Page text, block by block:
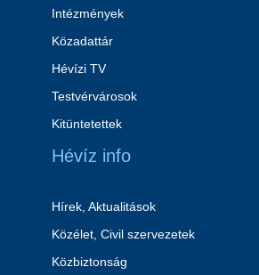
Intézmények
Közadattár
Hévízi TV
Testvérvárosok
Kitüntetettek
Hévíz info
Hírek, Aktualitások
Közélet, Civil szervezetek
Közbiztonság